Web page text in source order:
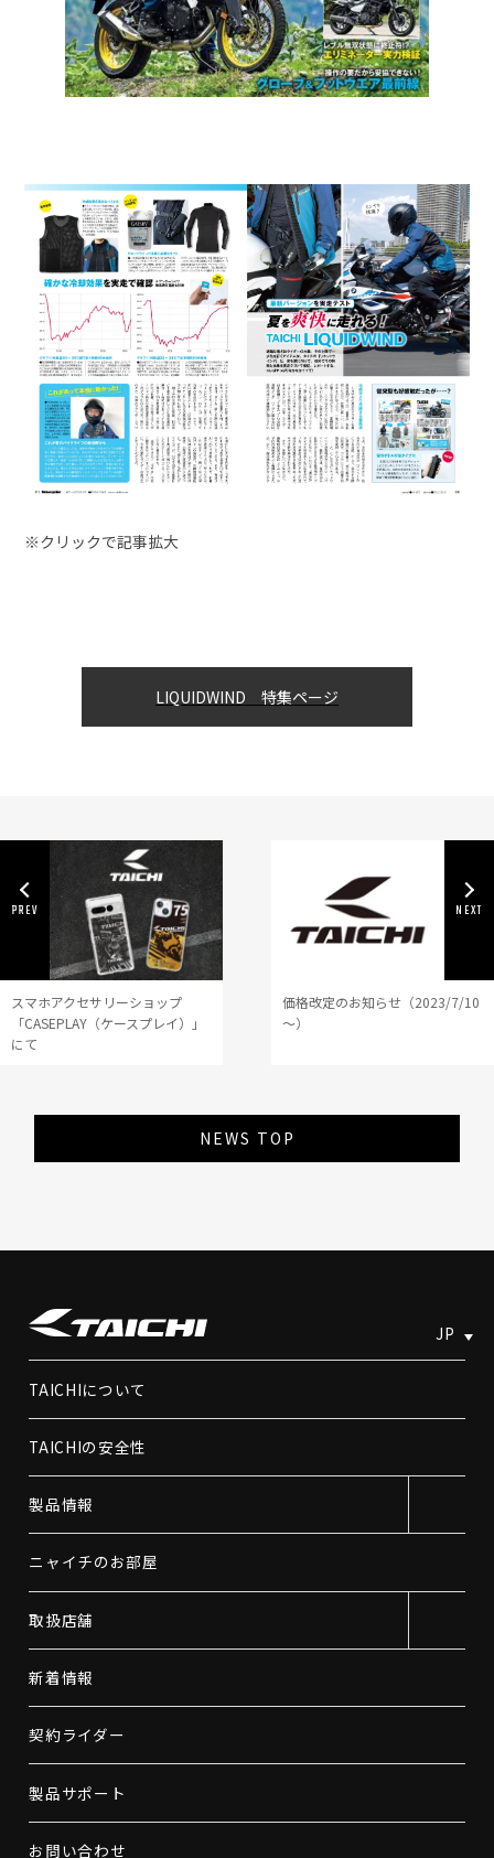
※クリックで記事拡大
LIQUIDWIND 特集ページ
スマホアクセサリーショップ
「CASEPLAY（ケースプレイ）」
にて
価格改定のお知らせ（2023/7/10
～）
NEWS TOP
JP
TAICHIについて
TAICHIの安全性
製品情報
ニャイチのお部屋
取扱店舗
新着情報
契約ライダー
製品サポート
お問い合わせ